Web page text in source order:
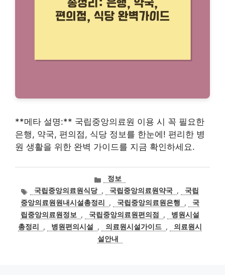
**메타 설명:** 국립중앙의료원 이용 시 꼭 필요한
은행, 약국, 편의점, 식당 정보를 한눈에! 편리한 병
원 생활을 위한 완벽 가이드를 지금 확인하세요.
카
고
리
정보
태
그
국립중앙의료원식당 , 국립중앙의료원약국 ,
국립
중앙의료원원내시설총정리
, 국립중앙의료원은행 ,
국
립중앙의료원정보
, 국립중앙의료원편의점 ,
병원시설
총정리
, 병원편의시설 , 의료원시설가이드 ,
의료원시
설안내